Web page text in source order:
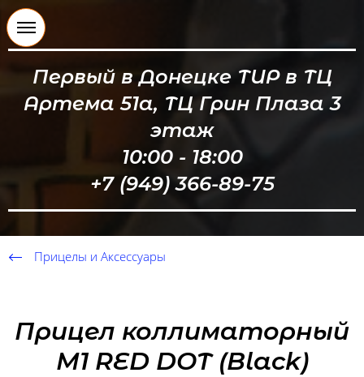
Первый в Донецке ТИР в ТЦ
Артема 51а, ТЦ Грин Плаза 3
этаж
10:00 - 18:00
+7 (949) 366-89-75
Прицелы и Аксессуары
Прицел коллиматорный
М1 RED DOT (Black)